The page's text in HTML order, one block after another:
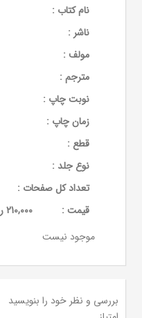
نام کتاب :
ناشر :
مولف :
مترجم :
نوبت چاپ :
زمان چاپ :
قطع :
نوع جلد :
تعداد کل صفحات :
قيمت :
210,000 ریال
موجود نیست
بررسی و نظر خود را بنویسید